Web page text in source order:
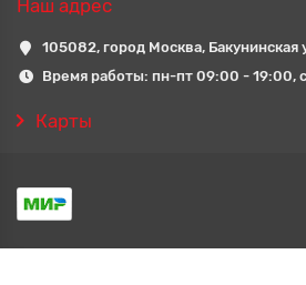
Наш адрес
105082, город Москва, Бакунинская
Время работы: пн-пт 09:00 - 19:00,
Карты